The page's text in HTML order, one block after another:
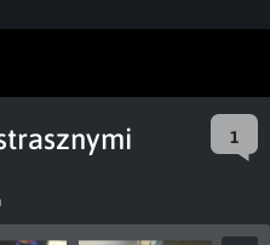
1